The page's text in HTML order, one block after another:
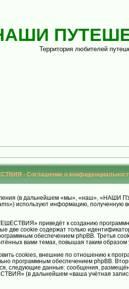
Территория любителей
- Соглашение о
(в дальнейшем «мы», «наш», «НАШИ
используют информацию, полученную
приведёт к созданию
две cookie содержат только
обеспечением phpBB. Третья
вами темах, повышая таким образом
cookies, внешние по отношению к
программным обеспечением phpBB.
следующие данные: сообщения,
(в дальнейшем «ваша учётная